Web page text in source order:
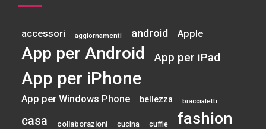
accessori aggiornamenti android Apple
App per Android App per iPad
App per iPhone
App per Windows Phone bellezza braccialetti
casa collaborazioni cucina cuffie fashion